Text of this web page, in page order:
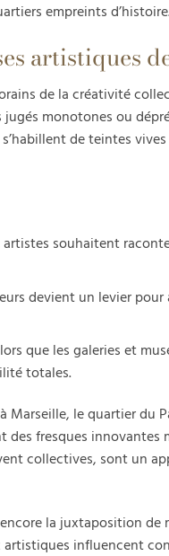
empreints
artistiques
de la créativité
monotones ou
de teintes
souhaitent
devient un levier
que les galeries et
totales.
Marseille, le quartier du
des fresques
collectives, sont un
la juxtaposition
influencent